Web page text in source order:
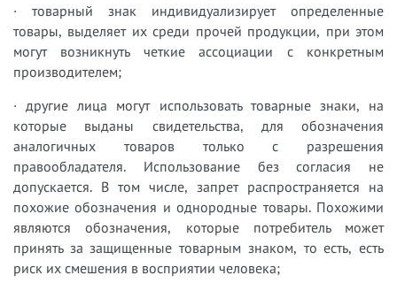
· товарный знак индивидуализирует определенные
товары, выделяет их среди прочей продукции, при этом
могут возникнуть четкие ассоциации с конкретным
производителем;
· другие лица могут использовать товарные знаки, на
которые выданы свидетельства, для обозначения
аналогичных товаров только с разрешения
правообладателя. Использование без согласия не
допускается. В том числе, запрет распространяется на
похожие обозначения и однородные товары. Похожими
являются обозначения, которые потребитель может
принять за защищенные товарным знаком, то есть, есть
риск их смешения в восприятии человека;